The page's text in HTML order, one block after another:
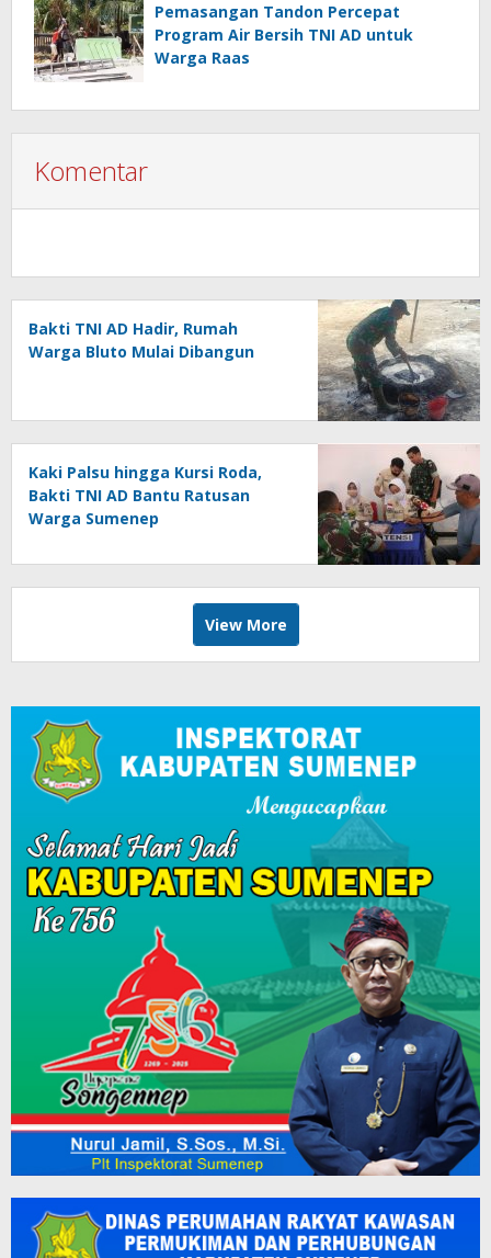
Pemasangan Tandon Percepat
Program Air Bersih TNI AD untuk
Warga Raas
Komentar
Bakti TNI AD Hadir, Rumah
Warga Bluto Mulai Dibangun
Kaki Palsu hingga Kursi Roda,
Bakti TNI AD Bantu Ratusan
Warga Sumenep
View More